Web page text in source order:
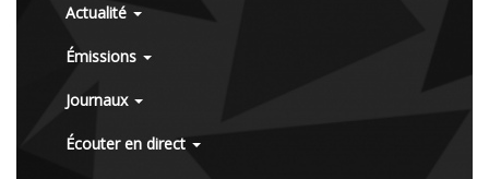
Actualité
Émissions
Journaux
Écouter en direct